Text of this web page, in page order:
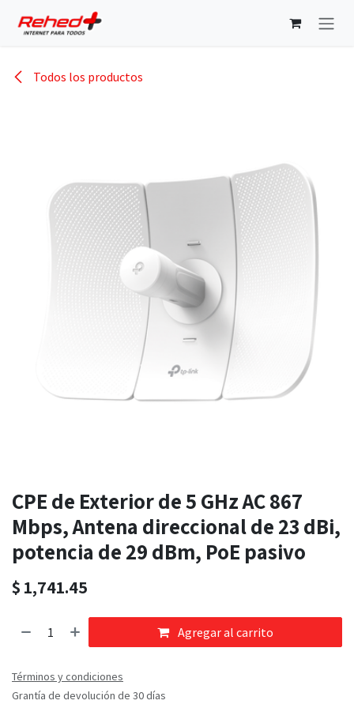
Todos los productos
CPE de Exterior de 5 GHz AC 867
Mbps, Antena direccional de 23 dBi,
potencia de 29 dBm, PoE pasivo
$ 1,741.45
Agregar al carrito
Términos y condiciones
Grantía de devolución de 30 días